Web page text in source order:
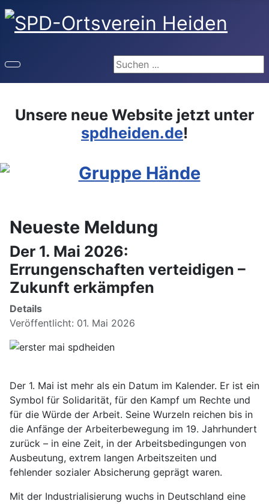
Suchen
Unsere neue Website jetzt unter
spdheiden.de!
Neueste Meldung
Der 1. Mai 2026:
Errungenschaften verteidigen –
Zukunft erkämpfen
Details
Veröffentlicht: 01. Mai 2026
Der 1. Mai ist mehr als ein Datum im Kalender. Er ist ein
Symbol für Solidarität, für den Kampf um Rechte und
für die Würde der Arbeit. Seine Wurzeln reichen bis in
die Anfänge der Arbeiterbewegung im 19. Jahrhundert
zurück – in eine Zeit, in der Arbeitsbedingungen von
Ausbeutung, extrem langen Arbeitszeiten und
fehlender sozialer Absicherung geprägt waren.
Mit der Industrialisierung wuchs in Deutschland eine